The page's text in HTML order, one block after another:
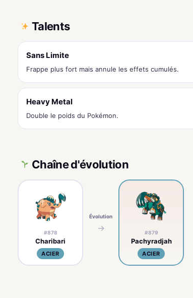
Talents
Sans Limite
Frappe plus fort mais annule les effets cumulés.
Heavy Metal
Double le poids du Pokémon.
Chaîne d'évolution
#878
Charibari
ACIER
Évolution
→ #879
Pachyradjah
ACIER